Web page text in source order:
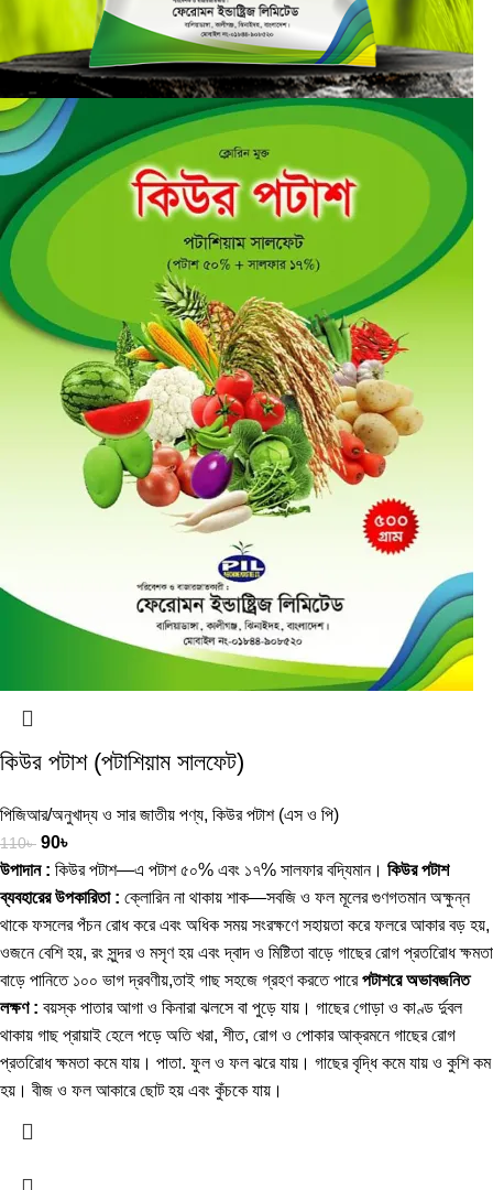
কিউর পটাশ (পটাশিয়াম সালফেট)
পিজিআর/অনুখাদ্য ও সার জাতীয় পণ্য, কিউর পটাশ (এস ও পি)
110৳ 90৳
উপাদান : কিউর পটাশ—এ পটাশ ৫০% এবং ১৭% সালফার বদ্যিমান। কিউর পটাশ
ব্যবহারের উপকারিতা : ক্লোরিন না থাকায় শাক—সবজি ও ফল মূলের গুণগতমান অক্ষুন্ন
থাকে ফসলের পঁচন রোধ করে এবং অধিক সময় সংরক্ষণে সহায়তা করে ফলরে আকার বড় হয়,
ওজনে বেশি হয়, রং সুন্দর ও মসৃণ হয় এবং দ্বাদ ও মিষ্টিতা বাড়ে গাছের রোগ প্রতরিোধ ক্ষমতা
বাড়ে পানিতে ১০০ ভাগ দ্রবণীয়,তাই গাছ সহজে গ্রহণ করতে পারেপটাশরে অভাবজনিত
লক্ষণ : বয়স্ক পাতার আগা ও কিনারা ঝলসে বা পুড়ে যায়। গাছের গোড়া ও কাণ্ড র্দুবল
থাকায় গাছ প্রায়াই হেলে পড়ে অতি খরা, শীত, রোগ ও পোকার আক্রমনে গাছের রোগ
প্রতরিোধ ক্ষমতা কমে যায়। পাতা. ফুল ও ফল ঝরে যায়। গাছের বৃদ্ধি কমে যায় ও কুশি কম
হয়। বীজ ও ফল আকারে ছোট হয় এবং কুঁচকে যায়।